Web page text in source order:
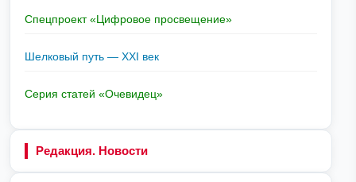
Спецпроект «Цифровое просвещение»
Шелковый путь — XXI век
Серия статей «Очевидец»
Редакция. Новости